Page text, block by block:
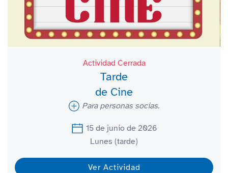
Actividad Cerrada
Tarde
de Cine
Para personas socias.
15 de junio de 2026
Lunes (tarde)
Ver Actividad